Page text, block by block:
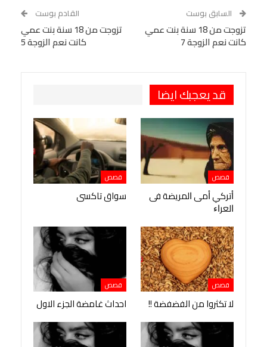
Tumblr
البريد الإلكتروني
StumbleUpon
VK
Digg
Viber
السابق بوست
تزوجت من 18 سنة بنت عمي
كانت نعم الزوجة 7
القادم بوست
تزوجت من 18 سنة بنت عمي
كانت نعم الزوجة 5
قد يعجبك ايضا
قصص
ﺃﺗﺮﻛﻲ ﺃﻣﻰ ﺍﻟﻤﺮﻳﻀﺔ ﻓﻰ
ﺍﻟﻌﺮﺍﺀ
قصص
سواق تاكسى
قصص
لا تكثروا من الفضفضة !!
قصص
احداث غامضة الجزء الاول